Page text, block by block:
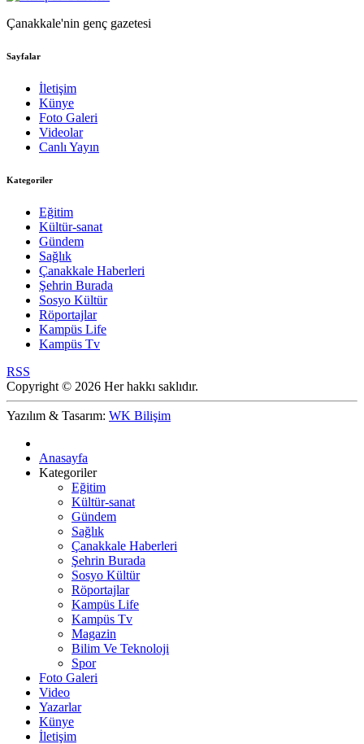
Çanakkale'nin genç gazetesi
Sayfalar
İletişim
Künye
Foto Galeri
Videolar
Canlı Yayın
Kategoriler
Eğitim
Kültür-sanat
Gündem
Sağlık
Çanakkale Haberleri
Şehrin Burada
Sosyo Kültür
Röportajlar
Kampüs Life
Kampüs Tv
RSS
Copyright © 2026 Her hakkı saklıdır.
Yazılım & Tasarım: WK Bilişim
Anasayfa
Kategoriler
Eğitim
Kültür-sanat
Gündem
Sağlık
Çanakkale Haberleri
Şehrin Burada
Sosyo Kültür
Röportajlar
Kampüs Life
Kampüs Tv
Magazin
Bilim Ve Teknoloji
Spor
Foto Galeri
Video
Yazarlar
Künye
İletişim